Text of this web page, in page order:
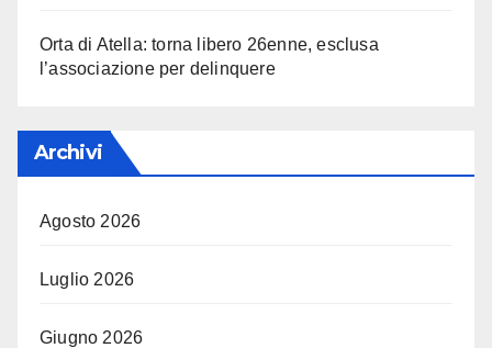
Orta di Atella: torna libero 26enne, esclusa
l’associazione per delinquere
Archivi
Agosto 2026
Luglio 2026
Giugno 2026